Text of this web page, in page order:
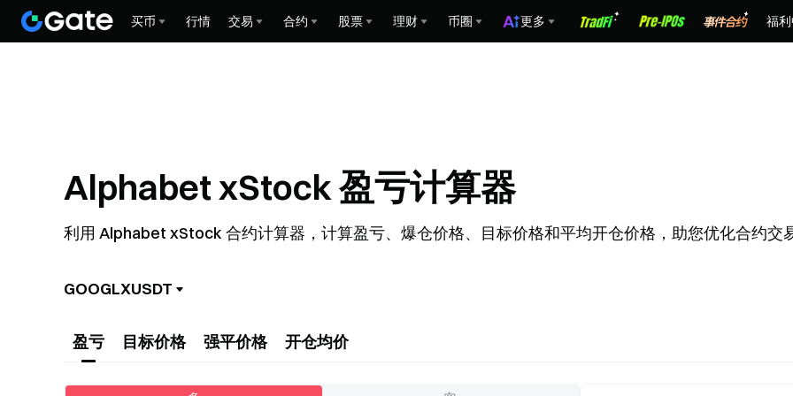
买币 行情 交易 合约 股票 理财 币圈 更多 福
Alphabet xStock 盈亏计算器
利用 Alphabet xStock 合约计算器，计算盈亏、爆仓价格、目标价格和平均开仓价格，助您优化合约交
GOOGLXUSDT
盈亏 目标价格 强平价格 开仓均价